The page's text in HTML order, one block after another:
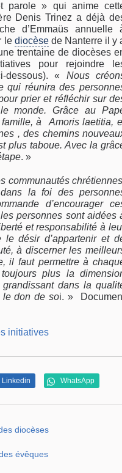
parole » qui anime
Denis Trinez a déjà
d’Emmaüs annuelle
le diocèsede Nanterre il y
trentaine de diocèses
pour rejoindre
dessous). « Nous
qui réunira des
prier et réfléchir sur
monde. Grâce au
à Amoris laetitia,
, des chemins
plus taboue. Avec la
. »
communautés
dans la foi des
d’encourager
personnes sont aidées
et responsabilité à
le désir d’appartenir et
à discerner les
il faut permettre à
plus la
dans la
le don de soi. »
initiatives
Linkedin WhatsApp
diocèses
évêques